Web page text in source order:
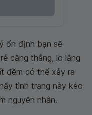
ổn định bạn sẽ
căng thẳng, lo lắng
đêm có thể xảy ra
tình trạng này kéo
nguyên nhân.